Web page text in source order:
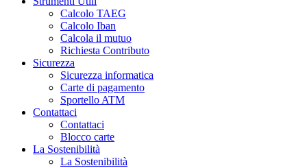
Calcolo TAEG
Calcolo Iban
Calcola il mutuo
Richiesta Contributo
Sicurezza
Sicurezza informatica
Carte di pagamento
Sportello ATM
Contattaci
Contattaci
Blocco carte
La Sostenibilità
La Sostenibilità